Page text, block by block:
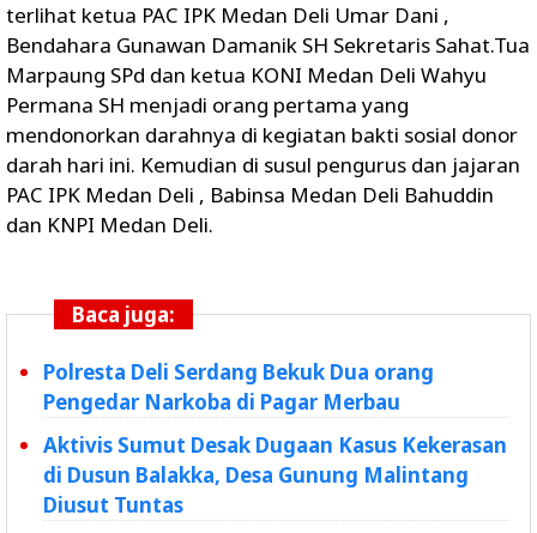
terlihat ketua PAC IPK Medan Deli Umar Dani ,
Bendahara Gunawan Damanik SH Sekretaris Sahat.Tua
Marpaung SPd dan ketua KONI Medan Deli Wahyu
Permana SH menjadi orang pertama yang
mendonorkan darahnya di kegiatan bakti sosial donor
darah hari ini. Kemudian di susul pengurus dan jajaran
PAC IPK Medan Deli , Babinsa Medan Deli Bahuddin
dan KNPI Medan Deli.
Baca juga:
Polresta Deli Serdang Bekuk Dua orang
Pengedar Narkoba di Pagar Merbau
Aktivis Sumut Desak Dugaan Kasus Kekerasan
di Dusun Balakka, Desa Gunung Malintang
Diusut Tuntas